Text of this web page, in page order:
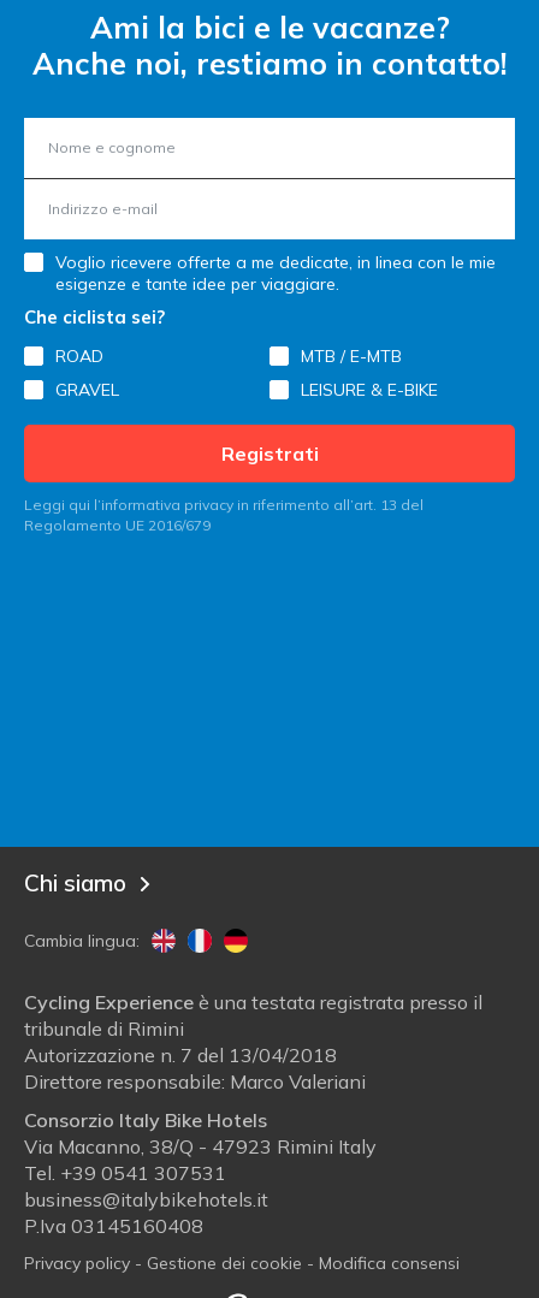
Ami la bici e le vacanze?
Anche noi, restiamo in contatto!
Voglio ricevere offerte a me dedicate, in linea con le mie
esigenze e tante idee per viaggiare.
Che ciclista sei?
ROAD
MTB / E-MTB
GRAVEL
LEISURE & E-BIKE
Registrati
Leggi qui l’informativa privacy in riferimento all’art. 13 del
Regolamento UE 2016/679
Chi siamo
Cambia lingua:
Cycling Experience è una testata registrata presso il
tribunale di Rimini
Autorizzazione n. 7 del 13/04/2018
Direttore responsabile: Marco Valeriani
Consorzio Italy Bike Hotels
Via Macanno, 38/Q - 47923 Rimini Italy
Tel. +39 0541 307531
business@italybikehotels.it
P.Iva 03145160408
Privacy policy - Gestione dei cookie - Modifica consensi